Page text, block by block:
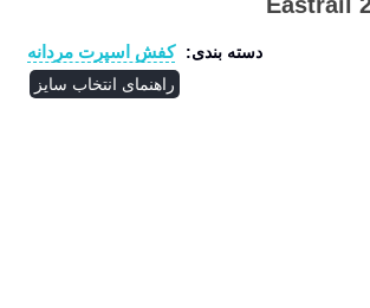
دسته بندی: کفش اسپرت مردانه
راهنمای انتخاب سایز